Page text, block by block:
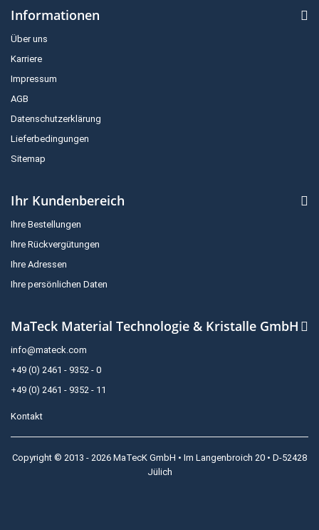
Informationen
Über uns
Karriere
Impressum
AGB
Datenschutzerklärung
Lieferbedingungen
Sitemap
Ihr Kundenbereich
Ihre Bestellungen
Ihre Rückvergütungen
Ihre Adressen
Ihre persönlichen Daten
MaTeck Material Technologie & Kristalle GmbH
info@mateck.com
+49 (0) 2461 - 9352 - 0
+49 (0) 2461 - 9352 - 11
Kontakt
Copyright © 2013 - 2026 MaTecK GmbH • Im Langenbroich 20 • D-52428
Jülich